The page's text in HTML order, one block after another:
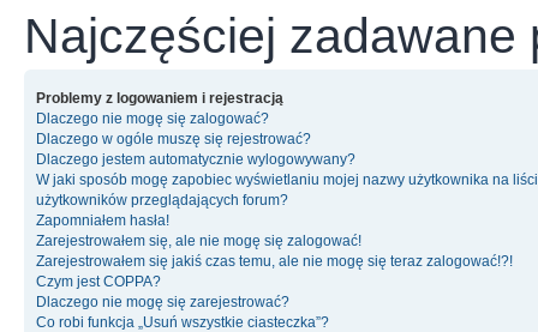
Najczęściej zadawane
Problemy z logowaniem i rejestracją
Dlaczego nie mogę się zalogować?
Dlaczego w ogóle muszę się rejestrować?
Dlaczego jestem automatycznie wylogowywany?
W jaki sposób mogę zapobiec wyświetlaniu mojej nazwy użytkownika na
użytkowników przeglądających forum?
Zapomniałem hasła!
Zarejestrowałem się, ale nie mogę się zalogować!
Zarejestrowałem się jakiś czas temu, ale nie mogę się teraz zalogować!?!
Czym jest COPPA?
Dlaczego nie mogę się zarejestrować?
Co robi funkcja „Usuń wszystkie ciasteczka”?